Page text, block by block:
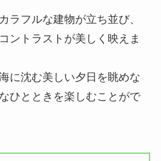
ラフルな建物が立ち並び、
ントラストが美しく映えま
に沈む美しい夕日を眺めな
ひとときを楽しむことがで